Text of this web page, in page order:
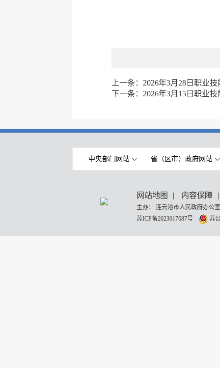
上一条： 2026年3月28日职业
下一条： 2026年3月15日职业
中央部门网站 省（区市）政府网站
网站地图 | 内容保障 |
主办： 连云港市人民政府办
苏ICP备2023017687号
苏